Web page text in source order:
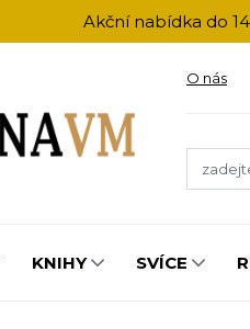
Akční nabídka do
O nás
KNIHY SVÍCE